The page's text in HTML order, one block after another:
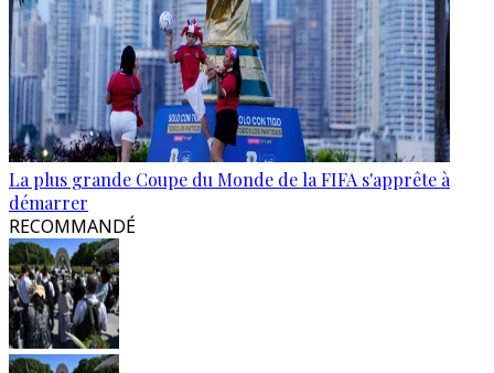
La plus grande Coupe du Monde de la FIFA s'apprête à
démarrer
RECOMMANDÉ